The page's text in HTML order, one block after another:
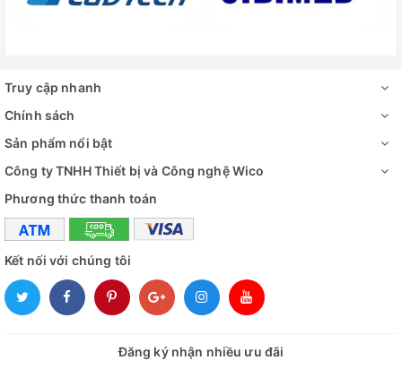
Truy cập nhanh
Chính sách
Sản phẩm nổi bật
Công ty TNHH Thiết bị và Công nghệ Wico
Phương thức thanh toán
Kết nối với chúng tôi
Đăng ký nhận nhiều ưu đãi